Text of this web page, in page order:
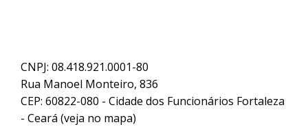
CNPJ: 08.418.921.0001-80
Rua Manoel Monteiro, 836
CEP: 60822-080 - Cidade dos Funcionários Fortaleza
- Ceará (veja no mapa)